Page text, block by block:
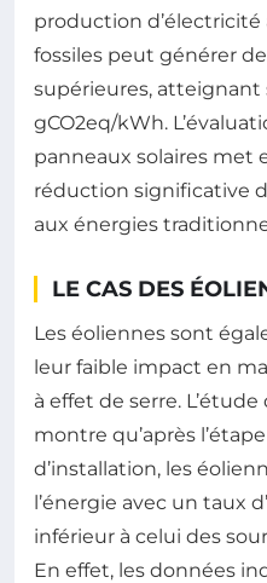
production
fossiles peut générer
supérieures, atteignant
gCO2eq/kWh.
panneaux solaires met
réduction significative
aux énergies
LE CAS DES
Les éoliennes sont
leur faible impact en
à effet de serre. L’étude
montre qu’après
d’installation, les
l’énergie avec un taux
inférieur à celui des
En effet, les données